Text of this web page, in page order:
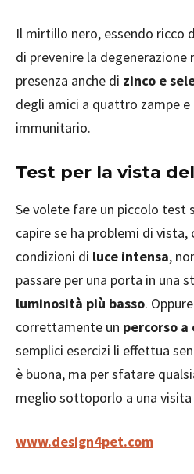
Il mirtillo nero, essendo ricco
di prevenire la degenerazione
presenza anche di zinco e
degli amici a quattro zampe
immunitario.
Test per la vista
Se volete fare un piccolo test
capire se ha problemi di vista,
condizioni di luce intensa,
passare per una porta in una
luminosità più basso.
correttamente un percorso a
semplici esercizi li effettua
è buona, ma per sfatare
meglio sottoporlo a una
www.design4pet.com